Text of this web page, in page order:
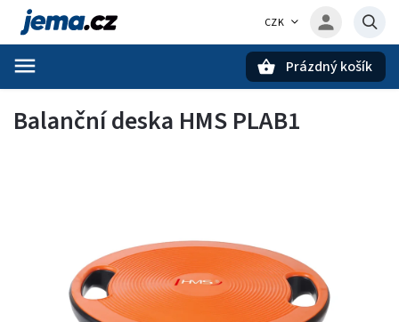
CZK
Prázdný košík
Balanční deska HMS PLAB1